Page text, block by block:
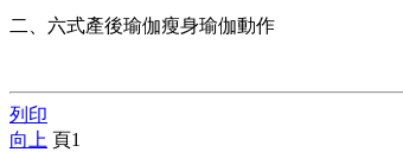
二、六式產後瑜伽瘦身瑜伽動作
列印
向上 頁1